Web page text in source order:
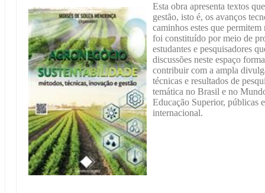
Esta obra apresenta textos
gestão, isto é, os avanços
caminhos estes que
foi constituído por meio de
estudantes e pesquisadores
discussões neste espaço
contribuir com a ampla
técnicas e resultados de
temática no Brasil e no
Educação Superior, públicas
internacional.